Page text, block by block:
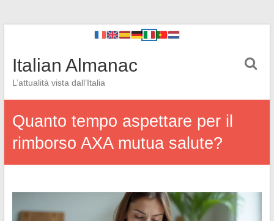
Italian Almanac
L’attualità vista dall’Italia
Quanto tempo aspettare per il
rimborso AXA mutua salute?